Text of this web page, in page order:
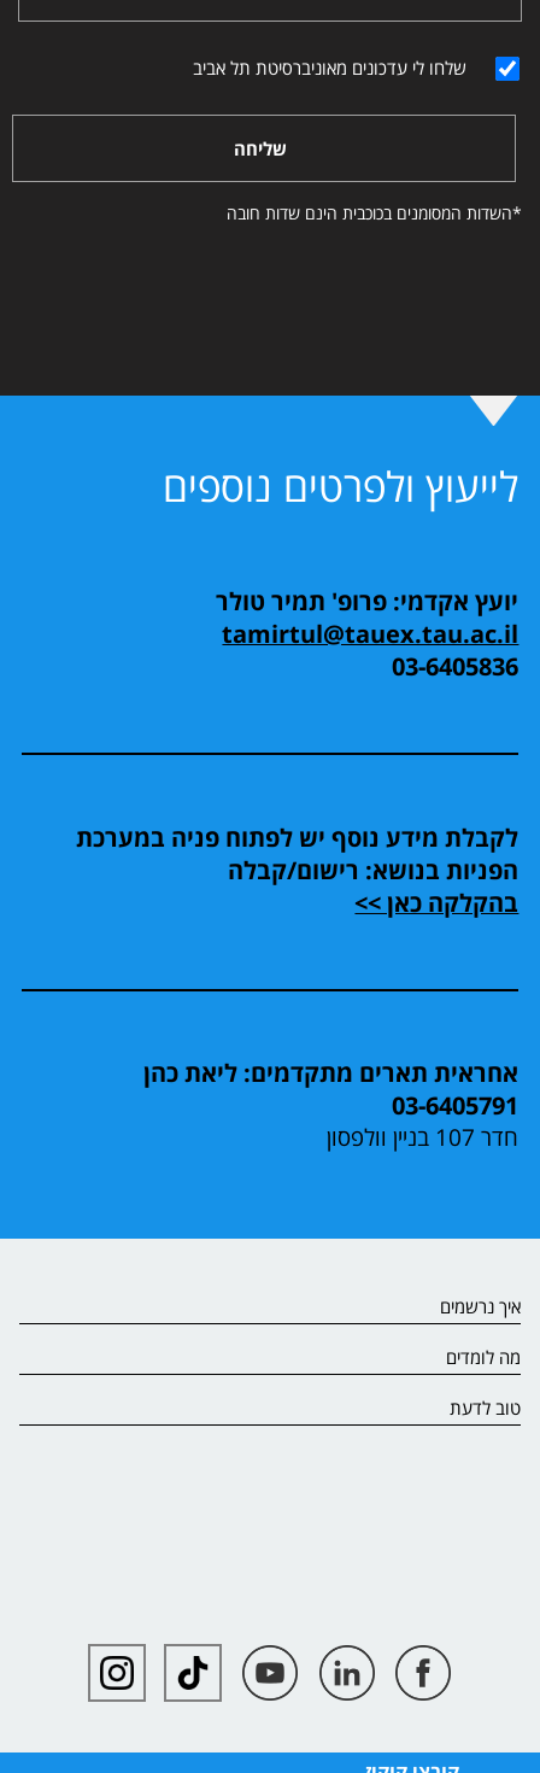
שלחו לי עדכונים מאוניברסיטת תל אביב
שליחה
*השדות המסומנים בכוכבית הינם שדות חובה
לייעוץ ולפרטים נוספים
יועץ אקדמי: פרופ' תמיר טולר
tamirtul@tauex.tau.ac.il
03-6405836
לקבלת מידע נוסף יש לפתוח פניה במערכת
הפניות בנושא: רישום/קבלה
בהקלקה כאן >>
אחראית תארים מתקדמים: ליאת כהן
03-6405791
חדר 107 בניין וולפסון
איך נרשמים
מה לומדים
טוב לדעת